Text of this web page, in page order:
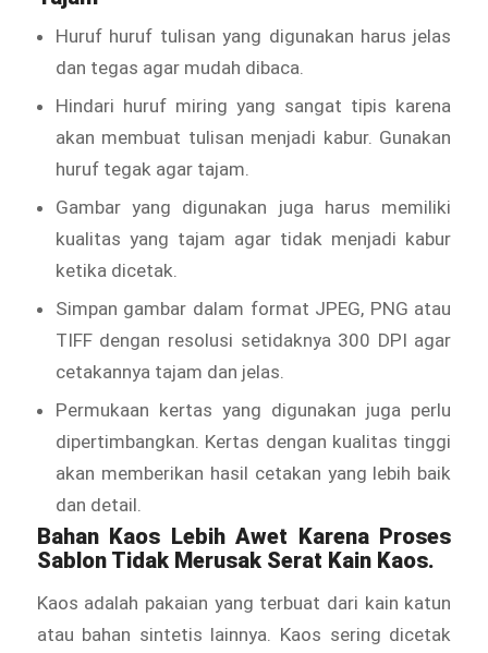
Huruf huruf tulisan yang digunakan harus jelas
dan tegas agar mudah dibaca.
Hindari huruf miring yang sangat tipis karena
akan membuat tulisan menjadi kabur. Gunakan
huruf tegak agar tajam.
Gambar yang digunakan juga harus memiliki
kualitas yang tajam agar tidak menjadi kabur
ketika dicetak.
Simpan gambar dalam format JPEG, PNG atau
TIFF dengan resolusi setidaknya 300 DPI agar
cetakannya tajam dan jelas.
Permukaan kertas yang digunakan juga perlu
dipertimbangkan. Kertas dengan kualitas tinggi
akan memberikan hasil cetakan yang lebih baik
dan detail.
Bahan Kaos Lebih Awet Karena Proses
Sablon Tidak Merusak Serat Kain Kaos.
Kaos adalah pakaian yang terbuat dari kain katun
atau bahan sintetis lainnya. Kaos sering dicetak